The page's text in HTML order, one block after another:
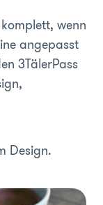
wenn
angepasst
3TälerPass
Design.